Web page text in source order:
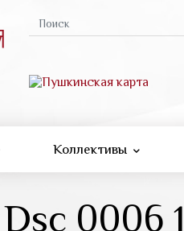
Форма
Коллективы
Dsc 0006 1